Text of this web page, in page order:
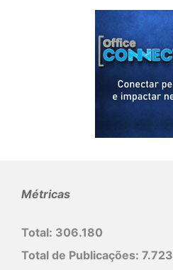
Métricas
Total: 306.180
Total de Publicações: 7.723